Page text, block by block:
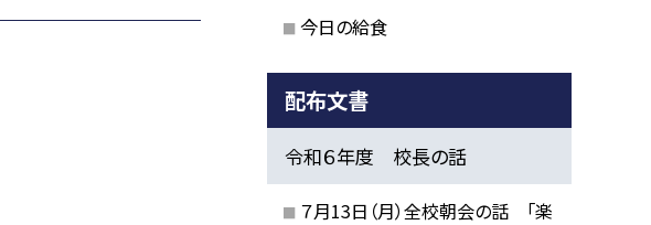
今日の給食
配布文書
令和６年度 校長の話
７月13日（月）全校朝会の話 「楽